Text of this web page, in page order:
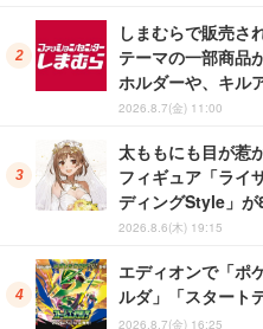
しまむらで販売さ
テーマの一部商品
ホルダーや、キル
2026.8.7(金) 11:00
太ももにも目が惹
フィギュア「ライ
ディングStyle」が
2026.8.6(木) 19:15
エディオンで「ポ
ルダ」「スタート
2026.8.7(金) 16:25